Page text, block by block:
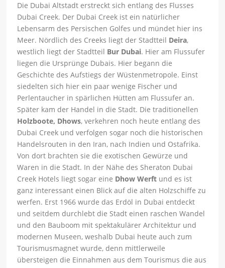
Die Dubai Altstadt erstreckt sich entlang des Flusses
Dubai Creek. Der Dubai Creek ist ein natürlicher
Lebensarm des Persischen Golfes und mündet hier ins
Meer. Nördlich des Creeks liegt der Stadtteil Deira,
westlich liegt der Stadtteil Bur Dubai. Hier am Flussufer
liegen die Ursprünge Dubais. Hier begann die
Geschichte des Aufstiegs der Wüstenmetropole. Einst
siedelten sich hier ein paar wenige Fischer und
Perlentaucher in spärlichen Hütten am Flussufer an.
Später kam der Handel in die Stadt. Die traditionellen
Holzboote, Dhows, verkehren noch heute entlang des
Dubai Creek und verfolgen sogar noch die historischen
Handelsrouten in den Iran, nach Indien und Ostafrika.
Von dort brachten sie die exotischen Gewürze und
Waren in die Stadt. In der Nähe des Sheraton Dubai
Creek Hotels liegt sogar eine Dhow Werft und es ist
ganz interessant einen Blick auf die alten Holzschiffe zu
werfen. Erst 1966 wurde das Erdöl in Dubai entdeckt
und seitdem durchlebt die Stadt einen raschen Wandel
und den Bauboom mit spektakulärer Architektur und
modernen Museen, weshalb Dubai heute auch zum
Tourismusmagnet wurde, denn mittlerweile
übersteigen die Einnahmen aus dem Tourismus die aus